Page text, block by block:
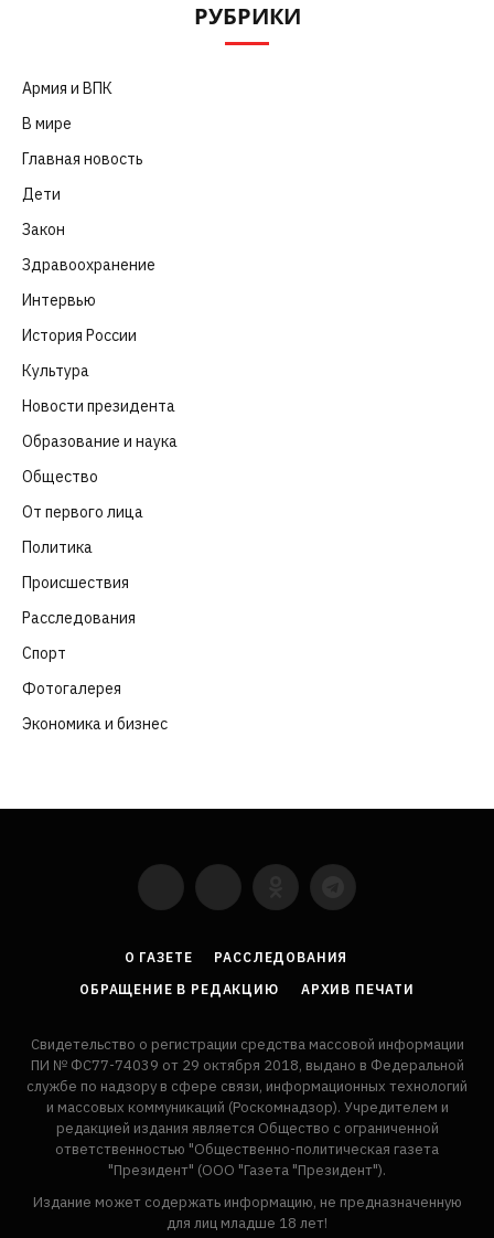
РУБРИКИ
Армия и ВПК
В мире
Главная новость
Дети
Закон
Здравоохранение
Интервью
История России
Культура
Новости президента
Образование и наука
Общество
От первого лица
Политика
Происшествия
Расследования
Спорт
Фотогалерея
Экономика и бизнес
YouTubeVKontakte
LinkedInFlickr
О ГАЗЕТЕ
РАССЛЕДОВАНИЯ
ОБРАЩЕНИЕ В РЕДАКЦИЮ
АРХИВ ПЕЧАТИ
Свидетельство о регистрации средства массовой информации
ПИ № ФС77-74039 от 29 октября 2018, выдано в Федеральной
службе по надзору в сфере связи, информационных технологий
и массовых коммуникаций (Роскомнадзор). Учредителем и
редакцией издания является Общество с ограниченной
ответственностью "Общественно-политическая газета
"Президент" (ООО "Газета "Президент").
Издание может содержать информацию, не предназначенную
для лиц младше 18 лет!